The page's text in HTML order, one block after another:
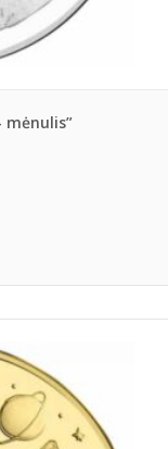
mėnulis”